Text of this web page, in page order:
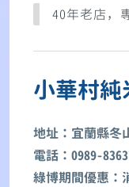
40年老店，
小華村
地址：宜蘭縣冬
電話：0989-
綠博期間優惠：